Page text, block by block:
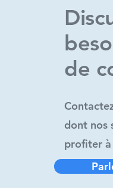
de
dont nos
profiter à
de
dont nos
profiter